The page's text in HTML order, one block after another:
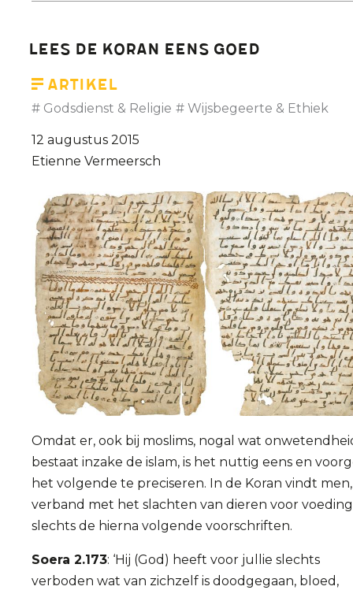
Lees de Koran eens goed
Artikel
Godsdienst & Religie Wijsbegeerte & Ethiek
12 augustus 2015
Etienne Vermeersch
Omdat er, ook bij moslims, nogal wat
bestaat inzake de islam, is het nuttig eens en
het volgende te preciseren. In de Koran vindt
verband met het slachten van dieren voor
slechts de hierna volgende voorschriften.
Soera 2.173: ‘Hij (God) heeft voor jullie slechts
verboden wat van zichzelf is doodgegaan, bloed,